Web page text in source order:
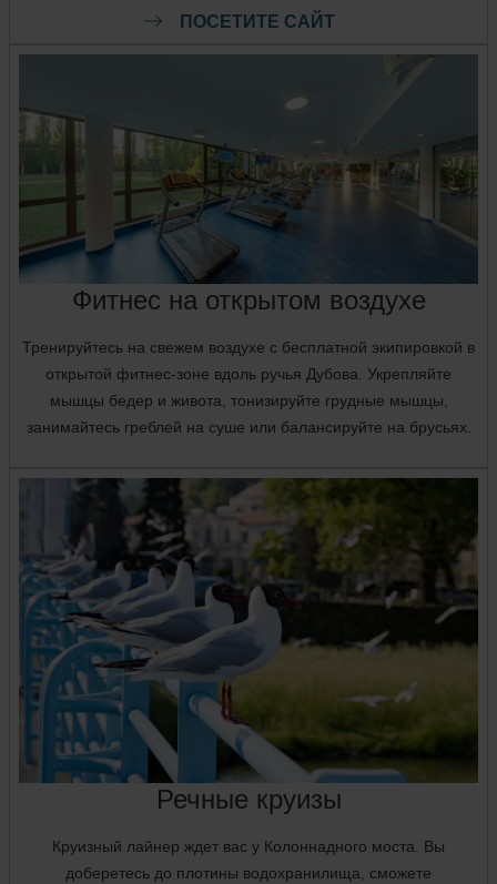
ПОСЕТИТЕ САЙТ
Фитнес на открытом воздухе
Тренируйтесь на свежем воздухе с бесплатной экипировкой в
открытой фитнес-зоне вдоль ручья Дубова. Укрепляйте
мышцы бедер и живота, тонизируйте грудные мышцы,
занимайтесь греблей на суше или балансируйте на брусьях.
Речные круизы
Круизный лайнер ждет вас у Колоннадного моста. Вы
доберетесь до плотины водохранилища, сможете